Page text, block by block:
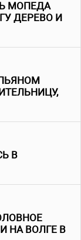
МОПЕДА
ДЕРЕВО И
В
НА ВОЛГЕ В